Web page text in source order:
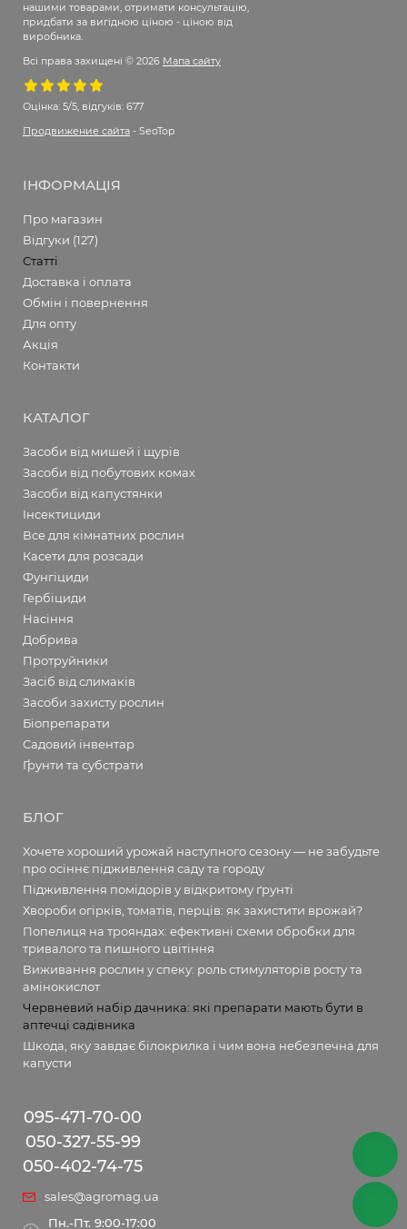
нашими товарами, отримати консультацію,
придбати за вигідною ціною - ціною від
виробника.
Всі права захищені © 2026 Мапа сайту
Оцінка: 5/5, відгуків: 677
Продвижение сайта - SeoTop
ІНФОРМАЦІЯ
Про магазин
Відгуки (127)
Статті
Доставка і оплата
Обмін і повернення
Для опту
Акція
Контакти
КАТАЛОГ
Засоби від мишей і щурів
Засоби від побутових комах
Засоби від капустянки
Інсектициди
Все для кімнатних рослин
Касети для розсади
Фунгіциди
Гербіциди
Насіння
Добрива
Протруйники
Засіб від слимаків
Засоби захисту рослин
Біопрепарати
Садовий інвентар
Ґрунти та субстрати
БЛОГ
Хочете хороший урожай наступного сезону — не забудьте
про осіннє підживлення саду та городу
Підживлення помідорів у відкритому ґрунті
Хвороби огірків, томатів, перців: як захистити врожай?
Попелиця на трояндах: ефективні схеми обробки для
тривалого та пишного цвітіння
Виживання рослин у спеку: роль стимуляторів росту та
амінокислот
Червневий набір дачника: які препарати мають бути в
аптечці садівника
Шкода, яку завдає білокрилка і чим вона небезпечна для
капусти
095-471-70-00
050-327-55-99
050-402-74-75
sales@agromag.ua
Пн.-Пт. 9:00-17:00